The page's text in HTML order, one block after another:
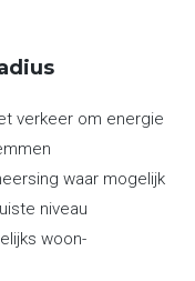
verkeer om energie
waar mogelijk
niveau
woon-